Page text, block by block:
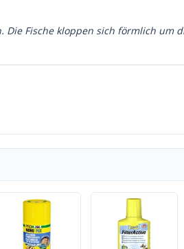
Fische kloppen sich förmlich um